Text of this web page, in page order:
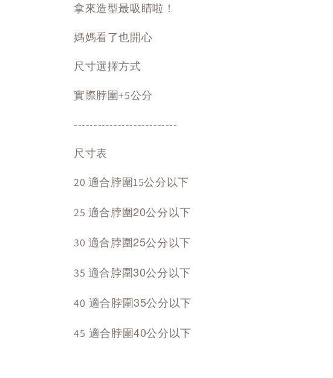
拿來造型最吸睛啦！
媽媽看了也開心
尺寸選擇方式
實際脖圍+5公分
--------------------------
尺寸表
20 適合脖圍15公分以下
25 適合脖圍20公分以下
30 適合脖圍25公分以下
35 適合脖圍30公分以下
40 適合脖圍35公分以下
45 適合脖圍40公分以下